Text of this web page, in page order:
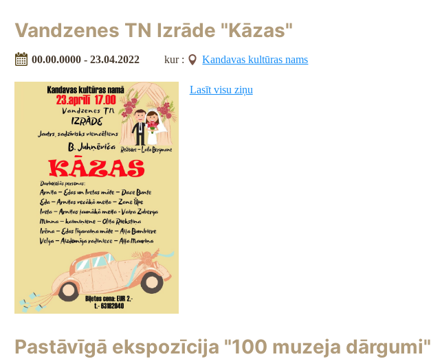
Vandzenes TN Izrāde "Kāzas"
00.00.0000 - 23.04.2022 kur : Kandavas kultūras nams
Lasīt visu ziņu
Pastāvīgā ekspozīcija "100 muzeja dārgumi"